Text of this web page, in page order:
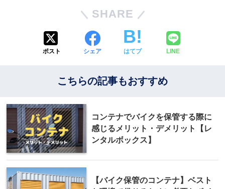
SHARE
ポスト シェア はてブ LINE
こちらの記事もおすすめ
コンテナでバイクを保管する際に
感じるメリット・デメリット【レ
ンタルボックス】
【バイク保管のコンテナ】ベスト